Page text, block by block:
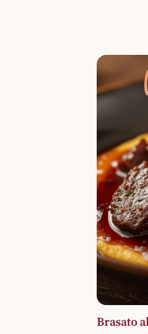
Brasato